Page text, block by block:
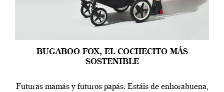
BUGABOO FOX, EL COCHECITO MÁS
SOSTENIBLE
Futuras mamás y futuros papás. Estáis de enhorabuena,